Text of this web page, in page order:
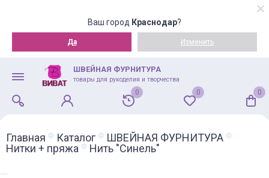
Ваш город Краснодар?
Да Изменить
ШВЕЙНАЯ ФУРНИТУРА
товары для рукоделия и творчества
0 0 0
Главная Каталог
ШВЕЙНАЯ ФУРНИТУРА
Нитки + пряжа
Нить "Синель"